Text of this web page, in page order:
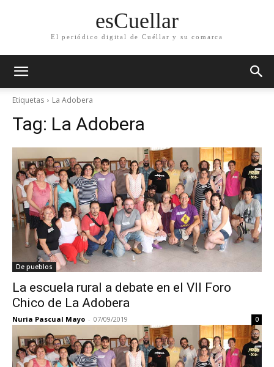
esCuellar
El periódico digital de Cuéllar y su comarca
Etiquetas La Adobera
Tag: La Adobera
De pueblos
La escuela rural a debate en el VII Foro
Chico de La Adobera
Nuria Pascual Mayo - 07/09/2019 0